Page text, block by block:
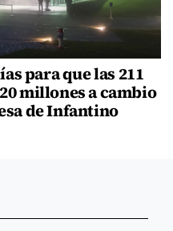
para que las 211
millones a cambio
de Infantino